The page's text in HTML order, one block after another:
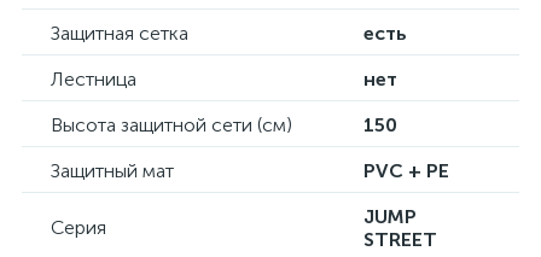
Защитная сетка
есть
Лестница
нет
Высота защитной сети (см)
150
Защитный мат
PVC + PE
Серия
JUMP
STREET